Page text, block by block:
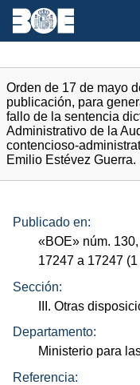
Orden de 17 de mayo
publicación, para
fallo de la sentencia
Administrativo de la
contencioso-
Emilio Estévez Guerra.
Publicado en:
«BOE» núm.
17247 a 17247 (1
Sección:
III. Otras
Departamento:
Ministerio para
Referencia: